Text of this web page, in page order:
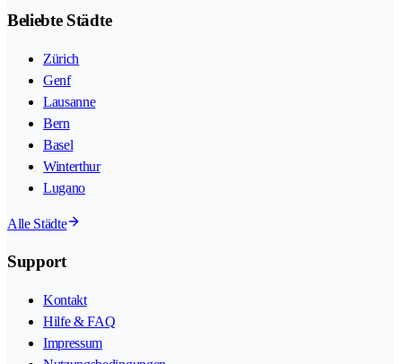
Beliebte Städte
Zürich
Genf
Lausanne
Bern
Basel
Winterthur
Lugano
Alle Städte
Support
Kontakt
Hilfe & FAQ
Impressum